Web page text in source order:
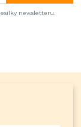
newsletteru.